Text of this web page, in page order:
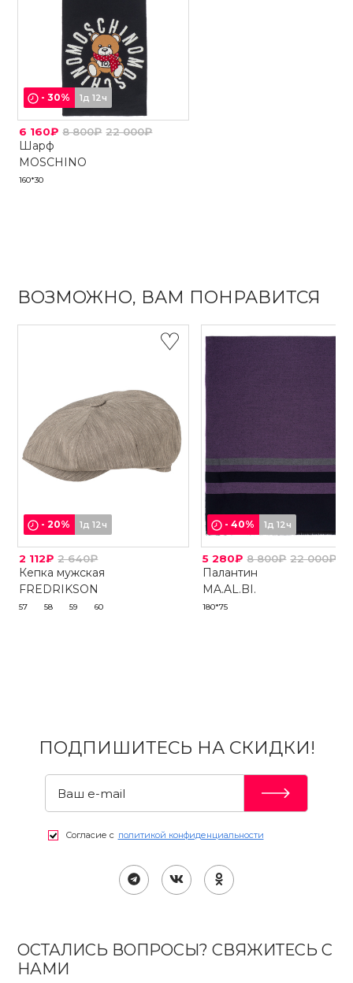
-30% 1д 12ч
6 160₽ 8 800₽ 22 000₽
Шарф
MOSCHINO
160*30
ВОЗМОЖНО, ВАМ ПОНРАВИТСЯ
-20% 1д 12ч
2 112₽ 2 640₽
Кепка мужская
FREDRIKSON
57 58 59 60
-40% 1д 12ч
5 280₽ 8 800₽ 22 000₽
Палантин
MA.AL.BI.
180*75
ПОДПИШИТЕСЬ НА СКИДКИ!
Согласие с политикой конфиденциальности
ОСТАЛИСЬ ВОПРОСЫ? СВЯЖИТЕСЬ С
НАМИ